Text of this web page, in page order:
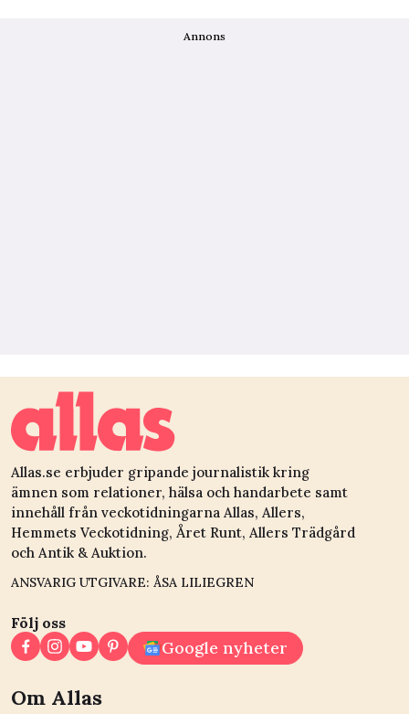
Annons
Allas.se erbjuder gripande journalistik kring
ämnen som relationer, hälsa och handarbete samt
innehåll från veckotidningarna Allas, Allers,
Hemmets Veckotidning, Året Runt, Allers Trädgård
och Antik & Auktion.
ANSVARIG UTGIVARE: ÅSA LILIEGREN
Följ oss
Google nyheter
Om Allas